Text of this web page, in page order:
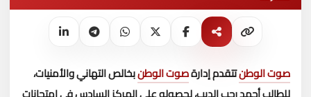
صوت الوطنتتقدم إدارةصوت الوطنبخالص التهاني والأمنيات،